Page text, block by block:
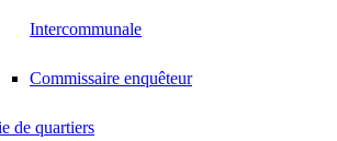
Intercommunale
Commissaire enquêteur
de quartiers